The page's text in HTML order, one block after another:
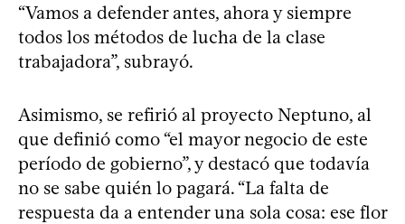
“Vamos a defender antes, ahora y siempre
todos los métodos de lucha de la clase
trabajadora”, subrayó.
Asimismo, se refirió al proyecto Neptuno, al
que definió como “el mayor negocio de este
período de gobierno”, y destacó que todavía
no se sabe quién lo pagará. “La falta de
respuesta da a entender una sola cosa: ese flor